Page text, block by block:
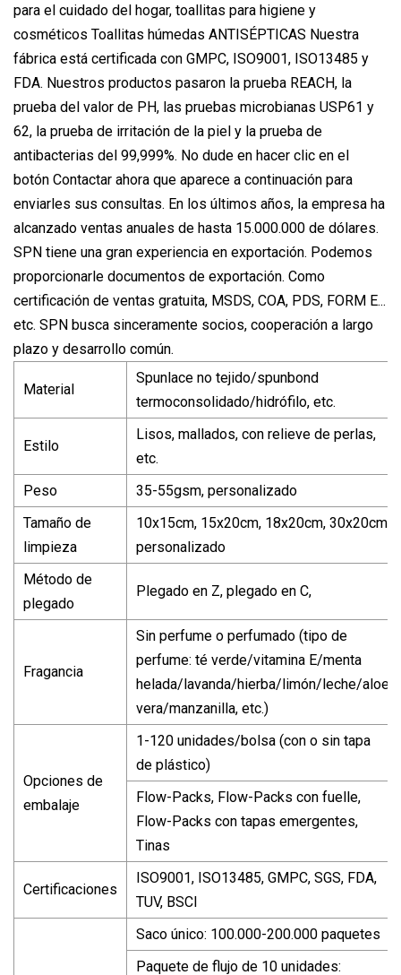
para el cuidado del hogar, toallitas para higiene y
cosméticos Toallitas húmedas ANTISÉPTICAS Nuestra
fábrica está certificada con GMPC, ISO9001, ISO13485 y
FDA. Nuestros productos pasaron la prueba REACH, la
prueba del valor de PH, las pruebas microbianas USP61 y
62, la prueba de irritación de la piel y la prueba de
antibacterias del 99,999%. No dude en hacer clic en el
botón Contactar ahora que aparece a continuación para
enviarles sus consultas. En los últimos años, la empresa ha
alcanzado ventas anuales de hasta 15.000.000 de dólares.
SPN tiene una gran experiencia en exportación. Podemos
proporcionarle documentos de exportación. Como
certificación de ventas gratuita, MSDS, COA, PDS, FORM E...
etc. SPN busca sinceramente socios, cooperación a largo
plazo y desarrollo común.
Material
Spunlace no tejido/spunbond
termoconsolidado/hidrófilo, etc.
Estilo
Lisos, mallados, con relieve de perlas,
etc.
Peso
35-55gsm, personalizado
Tamaño de
limpieza
10x15cm, 15x20cm, 18x20cm, 30x20cm
personalizado
Método de
plegado
Plegado en Z, plegado en C,
Fragancia
Sin perfume o perfumado (tipo de
perfume: té verde/vitamina E/menta
helada/lavanda/hierba/limón/leche/aloe
vera/manzanilla, etc.)
Opciones de
embalaje
1-120 unidades/bolsa (con o sin tapa
de plástico)
Flow-Packs, Flow-Packs con fuelle,
Flow-Packs con tapas emergentes,
Tinas
Certificaciones
ISO9001, ISO13485, GMPC, SGS, FDA,
TUV, BSCI
Saco único: 100.000-200.000 paquetes
Paquete de flujo de 10 unidades: